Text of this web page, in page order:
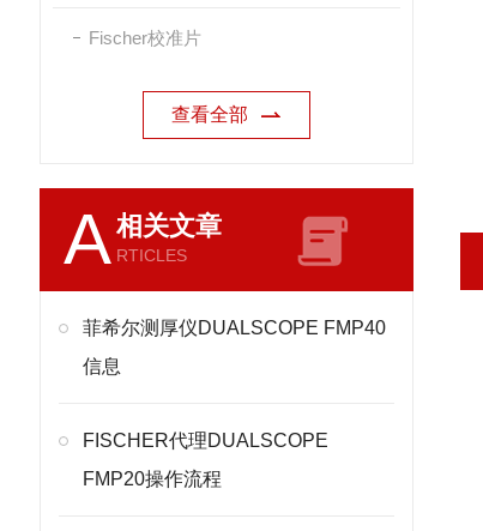
Fischer校准片
查看全部
A相关文章
RTICLES
菲希尔测厚仪DUALSCOPE FMP40
信息
FISCHER代理DUALSCOPE
FMP20操作流程